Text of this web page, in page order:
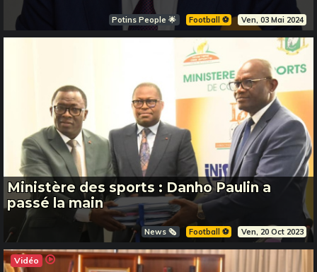
Potins People 🌟 Football ⚽️ Ven, 03 Mai 2024
Ministère des sports : Danho Paulin a
passé la main
News 🗞️ Football ⚽️ Ven, 20 Oct 2023
Vidéo